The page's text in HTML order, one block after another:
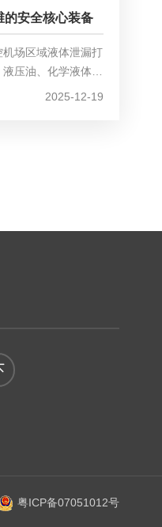
的安全核心装备
场区域液体泄漏打
压油、化学液体、
设备损坏，为现代
2025-12-19
粤ICP备07051012号